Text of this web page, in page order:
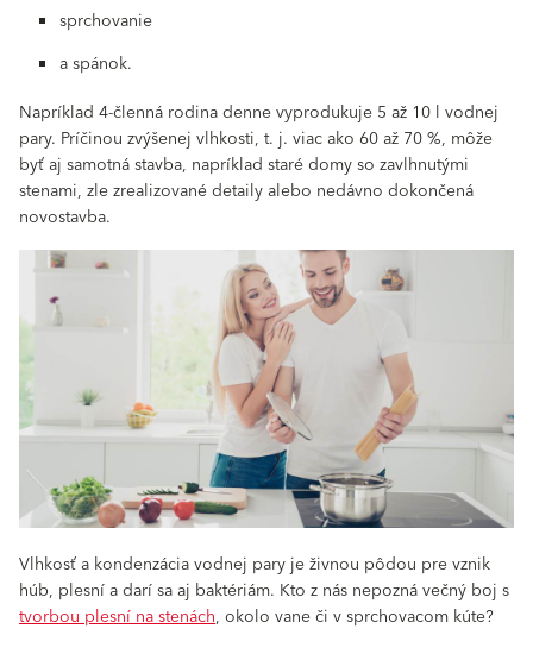
sprchovanie
a spánok.
Napríklad 4-členná rodina denne vyprodukuje 5 až 10 l vodnej
pary. Príčinou zvýšenej vlhkosti, t. j. viac ako 60 až 70 %, môže
byť aj samotná stavba, napríklad staré domy so zavlhnutými
stenami, zle zrealizované detaily alebo nedávno dokončená
novostavba.
Vlhkosť a kondenzácia vodnej pary je živnou pôdou pre vznik
húb, plesní a darí sa aj baktériám. Kto z nás nepozná večný boj s
tvorbou plesní na stenách, okolo vane či v sprchovacom kúte?